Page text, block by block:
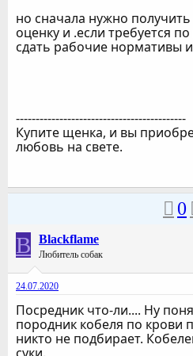
но сначала нужно
оценку и .если требуется
сдать рабочие нормативы
-------------------------------------------
Купите щенка, и вы
любовь на свете.
0
B Blackflame
Любитель собак
24.07.2020
Посредник что-ли.... Ну
породник кобеля по крови
никто не подбирает.